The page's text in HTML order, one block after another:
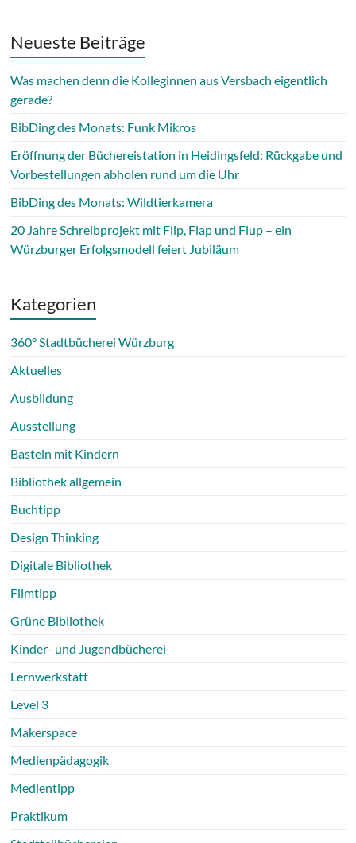
Neueste Beiträge
Was machen denn die Kolleginnen aus Versbach eigentlich
gerade?
BibDing des Monats: Funk Mikros
Eröffnung der Büchereistation in Heidingsfeld: Rückgabe und
Vorbestellungen abholen rund um die Uhr
BibDing des Monats: Wildtierkamera
20 Jahre Schreibprojekt mit Flip, Flap und Flup – ein
Würzburger Erfolgsmodell feiert Jubiläum
Kategorien
360° Stadtbücherei Würzburg
Aktuelles
Ausbildung
Ausstellung
Basteln mit Kindern
Bibliothek allgemein
Buchtipp
Design Thinking
Digitale Bibliothek
Filmtipp
Grüne Bibliothek
Kinder- und Jugendbücherei
Lernwerkstatt
Level 3
Makerspace
Medienpädagogik
Medientipp
Praktikum